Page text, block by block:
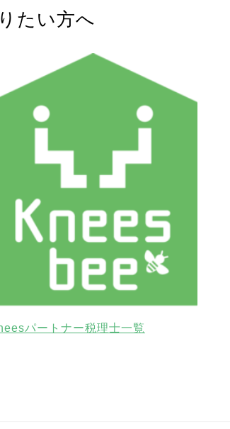
たい方へ
パートナー税理士一覧